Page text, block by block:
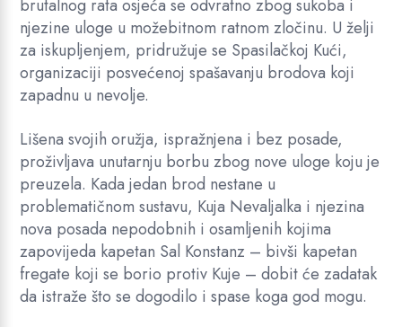
brutalnog rata osjeća se odvratno zbog sukoba i
njezine uloge u možebitnom ratnom zločinu. U želji
za iskupljenjem, pridružuje se Spasilačkoj Kući,
organizaciji posvećenoj spašavanju brodova koji
zapadnu u nevolje.
Lišena svojih oružja, ispražnjena i bez posade,
proživljava unutarnju borbu zbog nove uloge koju je
preuzela. Kada jedan brod nestane u
problematičnom sustavu, Kuja Nevaljalka i njezina
nova posada nepodobnih i osamljenih kojima
zapovijeda kapetan Sal Konstanz – bivši kapetan
fregate koji se borio protiv Kuje – dobit će zadatak
da istraže što se dogodilo i spase koga god mogu.